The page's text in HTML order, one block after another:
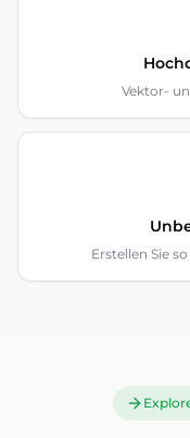
Vektor-
Erstellen Sie